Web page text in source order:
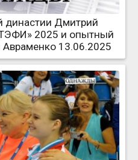
династии Дмитрий
2025 и опытный
Авраменко 13.06.2025